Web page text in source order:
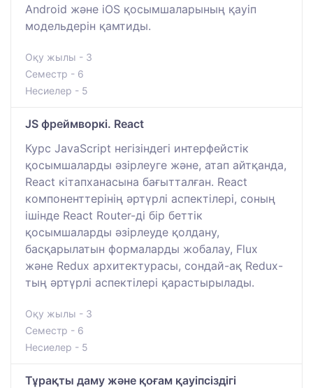
Android және iOS қосымшаларының қауіп
модельдерін қамтиды.
Оқу жылы - 3
Семестр - 6
Несиелер - 5
JS фреймворкі. React
Курс JavaScript негізіндегі интерфейстік
қосымшаларды әзірлеуге және, атап айтқанда,
React кітапханасына бағытталған. React
компоненттерінің әртүрлі аспектілері, соның
ішінде React Router-ді бір беттік
қосымшаларды әзірлеуде қолдану,
басқарылатын формаларды жобалау, Flux
және Redux архитектурасы, сондай-ақ Redux-
тың әртүрлі аспектілері қарастырылады.
Оқу жылы - 3
Семестр - 6
Несиелер - 5
Тұрақты даму және қоғам қауіпсіздігі